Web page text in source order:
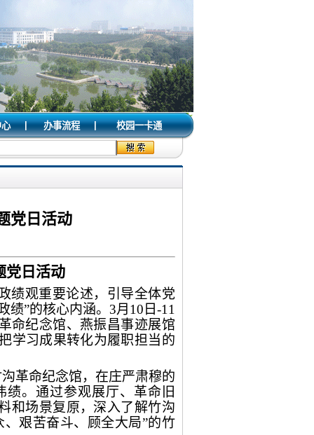
心 | 办事流程 | 校园一卡通
党日活动
党日活动
绩观重要论述，引导全体党
绩”的核心内涵。3月10日-11
命纪念馆、燕振昌事迹展馆
学习成果转化为履职担当的
革命纪念馆，在庄严肃穆的
。通过参观展厅、革命旧
和场景复原，深入了解竹沟
艰苦奋斗、顾全大局”的竹